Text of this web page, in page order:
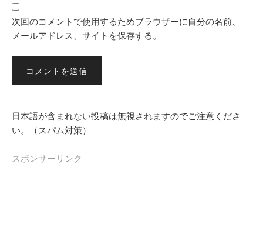
次回のコメントで使用するためブラウザーに自分の名前、
メールアドレス、サイトを保存する。
日本語が含まれない投稿は無視されますのでご注意くださ
い。（スパム対策）
スポンサーリンク